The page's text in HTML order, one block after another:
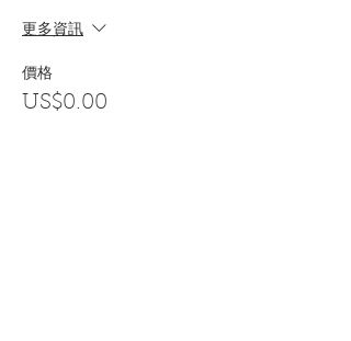
更多資訊
價格
US$0.00